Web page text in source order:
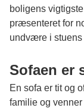
boligens
præsenteret for
undvære i stuens
Sofaen er
En sofa er tit og
familie og